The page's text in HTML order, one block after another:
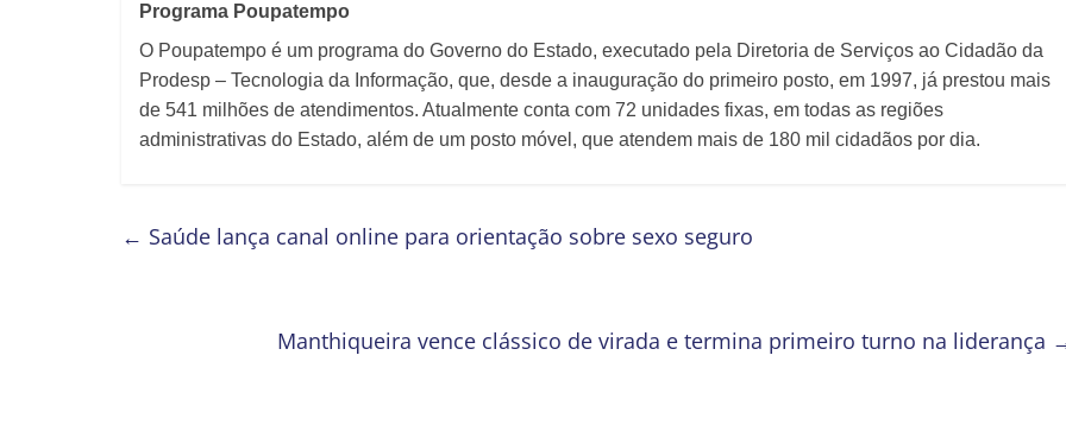
Programa Poupatempo
O Poupatempo é um programa do Governo do Estado, executado pela Diretoria de Serviços ao Cidadão da
Prodesp – Tecnologia da Informação, que, desde a inauguração do primeiro posto, em 1997, já prestou mais
de 541 milhões de atendimentos. Atualmente conta com 72 unidades fixas, em todas as regiões
administrativas do Estado, além de um posto móvel, que atendem mais de 180 mil cidadãos por dia.
← Saúde lança canal online para orientação sobre sexo seguro
Manthiqueira vence clássico de virada e termina primeiro turno na liderança